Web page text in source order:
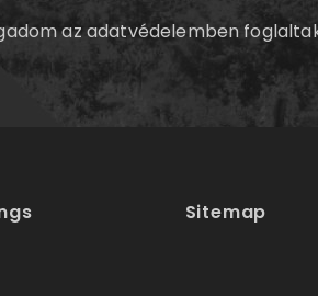
azadatvédelemben
Sitemap